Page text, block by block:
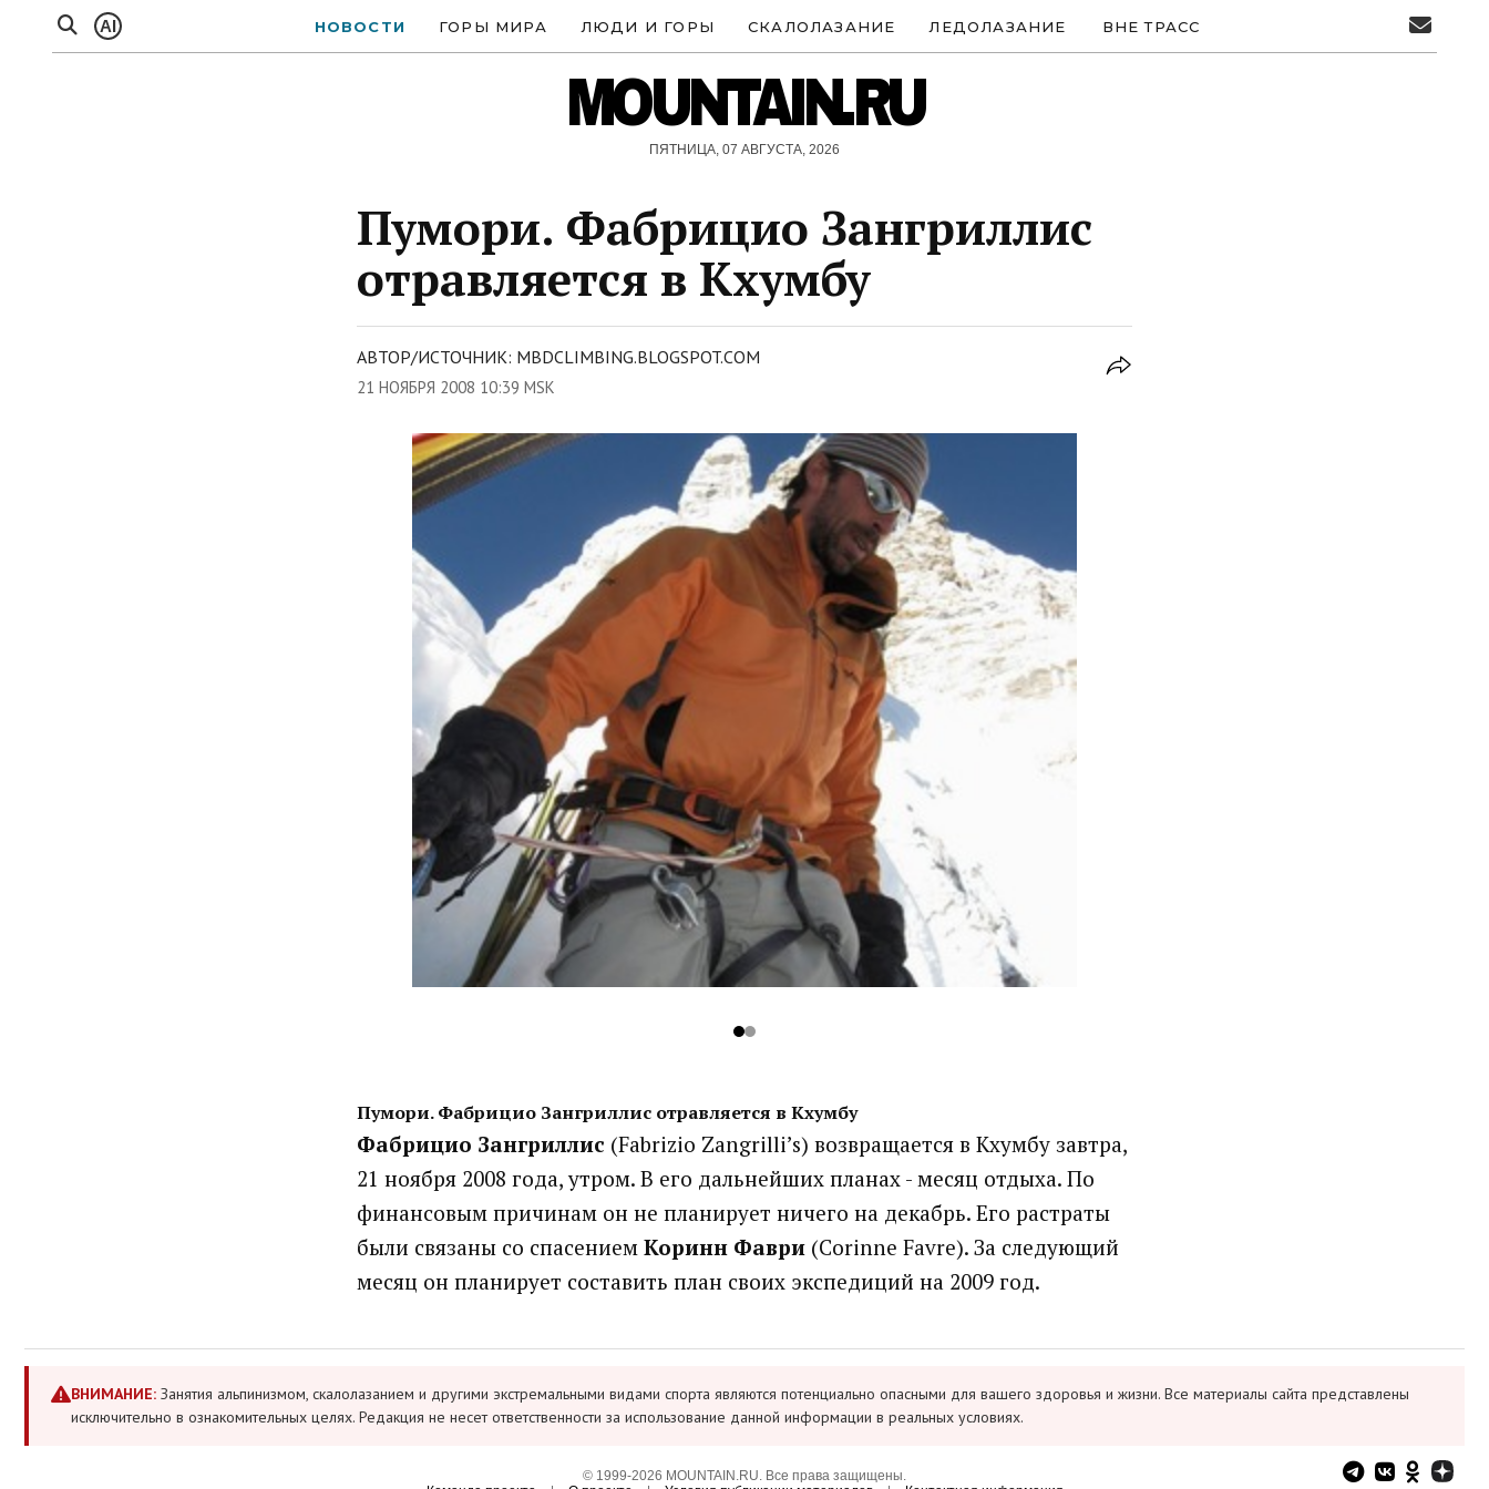
AI НОВОСТИ ГОРЫ МИРА ЛЮДИ И ГОРЫ СКАЛОЛАЗАНИЕ ЛЕДОЛАЗАНИЕ ВНЕ ТРАСС
MOUNTAIN.RU
ПЯТНИЦА, 07 АВГУСТА, 2026
Пумори. Фабрицио Зангриллис
отравляется в Кхумбу
АВТОР/ИСТОЧНИК: MBDCLIMBING.BLOGSPOT.COM
21 НОЯБРЯ 2008 10:39 MSK
Пумори. Фабрицио Зангриллис отравляется в Кхумбу
Фабрицио Зангриллис (Fabrizio Zangrilli’s) возвращается в Кхумбу завтра,
21 ноября 2008 года, утром. В его дальнейших планах - месяц отдыха. По
финансовым причинам он не планирует ничего на декабрь. Его растраты
были связаны со спасением Коринн Фаври (Corinne Favre). За следующий
месяц он планирует составить план своих экспедиций на 2009 год.
ВНИМАНИЕ: Занятия альпинизмом, скалолазанием и другими экстремальными видами спорта являются потенциально опасными для вашего здоровья и жизни. Все материалы сайта представлены
исключительно в ознакомительных целях. Редакция не несет ответственности за использование данной информации в реальных условиях.
© 1999-2026 MOUNTAIN.RU. Все права защищены.